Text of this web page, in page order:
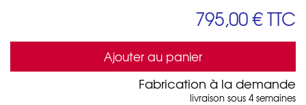
795,00 €TTC
Ajouter au panier
Fabrication à la demande
livraison sous 4 semaines